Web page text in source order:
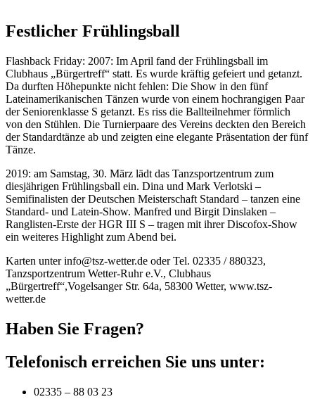
Festlicher Frühlingsball
Flashback Friday: 2007: Im April fand der Frühlingsball im
Clubhaus „Bürgertreff“ statt. Es wurde kräftig gefeiert und getanzt.
Da durften Höhepunkte nicht fehlen: Die Show in den fünf
Lateinamerikanischen Tänzen wurde von einem hochrangigen Paar
der Seniorenklasse S getanzt. Es riss die Ballteilnehmer förmlich
von den Stühlen. Die Turnierpaare des Vereins deckten den Bereich
der Standardtänze ab und zeigten eine elegante Präsentation der fünf
Tänze.
2019: am Samstag, 30. März lädt das Tanzsportzentrum zum
diesjährigen Frühlingsball ein. Dina und Mark Verlotski –
Semifinalisten der Deutschen Meisterschaft Standard – tanzen eine
Standard- und Latein-Show. Manfred und Birgit Dinslaken –
Ranglisten-Erste der HGR III S – tragen mit ihrer Discofox-Show
ein weiteres Highlight zum Abend bei.
Karten unter info@tsz-wetter.de oder Tel. 02335 / 880323,
Tanzsportzentrum Wetter-Ruhr e.V., Clubhaus
„Bürgertreff“,Vogelsanger Str. 64a, 58300 Wetter, www.tsz-
wetter.de
Haben Sie Fragen?
Telefonisch erreichen Sie uns unter:
02335 – 88 03 23